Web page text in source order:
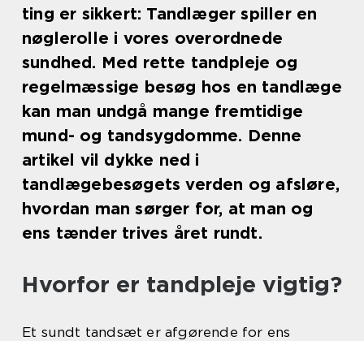
ting er sikkert: Tandlæger spiller en
nøglerolle i vores overordnede
sundhed. Med rette tandpleje og
regelmæssige besøg hos en tandlæge
kan man undgå mange fremtidige
mund- og tandsygdomme. Denne
artikel vil dykke ned i
tandlægebesøgets verden og afsløre,
hvordan man sørger for, at man og
ens tænder trives året rundt.
Hvorfor er tandpleje vigtig?
Et sundt tandsæt er afgørende for ens